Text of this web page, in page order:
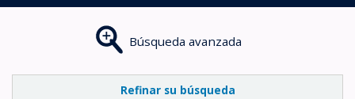
Búsqueda avanzada
Refinar su búsqueda